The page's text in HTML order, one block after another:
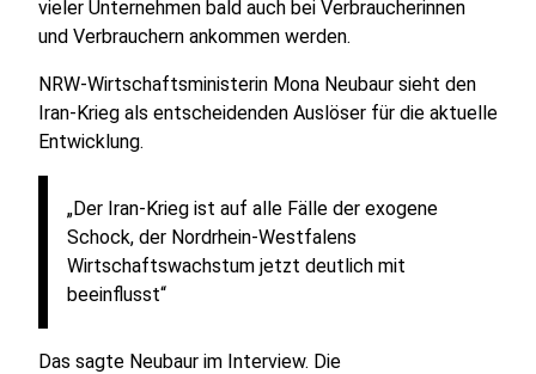
vieler Unternehmen bald auch bei Verbraucherinnen
und Verbrauchern ankommen werden.
NRW-Wirtschaftsministerin Mona Neubaur sieht den
Iran-Krieg als entscheidenden Auslöser für die aktuelle
Entwicklung.
„Der Iran-Krieg ist auf alle Fälle der exogene
Schock, der Nordrhein-Westfalens
Wirtschaftswachstum jetzt deutlich mit
beeinflusst“
Das sagte Neubaur im Interview. Die